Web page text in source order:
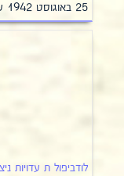
25 באוגוסט 1942 עד 10 בינואר 1944ביערות עם…
לודביפול ת עדויות